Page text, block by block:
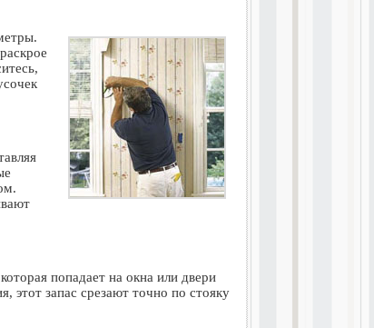
попадает на окна или двери
этот запас срезают точно по стояку